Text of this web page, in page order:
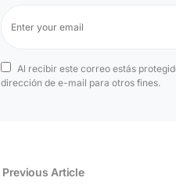
Al recibir este correo estás
dirección de e-mail para otros fines.
Previous Article